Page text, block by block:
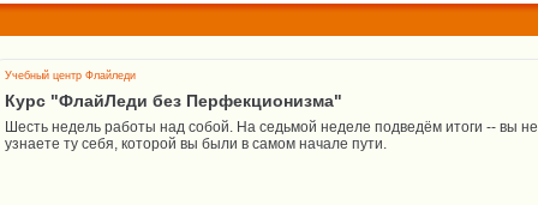
Учебный центр Флайледи
Курс "ФлайЛеди без Перфекционизма"
Шесть недель работы над собой. На седьмой неделе подведём итоги -- вы не
узнаете ту себя, которой вы были в самом начале пути.